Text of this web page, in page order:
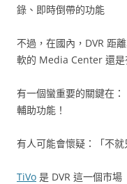
錄、即時倒帶的功能
不過，在國內，DVR 距
軟的 Media Center 還是
有一個蠻重要的關鍵在
輔助功能！
有人可能會懷疑：「不就
TiVo 是 DVR 這一個市場